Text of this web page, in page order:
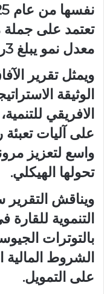
تعتمد على جملة
معدل نمو يبلغ 3ر3 بالمائة كامل سنة 2026.
ويمثل تقرير
الوثيقة
الافريقي
على آليات
واسع لتعزيز
تحولها الهيكلي.
ويناقش
التنموية
بالتوترات
الشروط المالية
على التمويل.